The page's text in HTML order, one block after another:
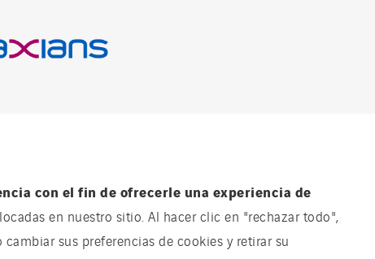
con el fin de ofrecerle una experiencia de
en nuestro sitio. Al hacer clic en "rechazar todo",
sus preferencias de cookies y retirar su